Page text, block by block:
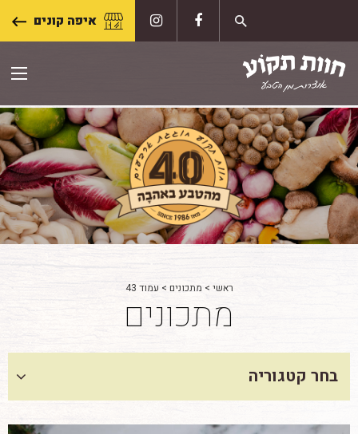
content
איפה קונים
ראשי > מתכונים > עמוד 43
מתכונים
בחר קטגוריה